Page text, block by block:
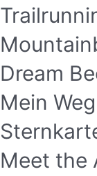
Dream
Mein Weg
Meet the